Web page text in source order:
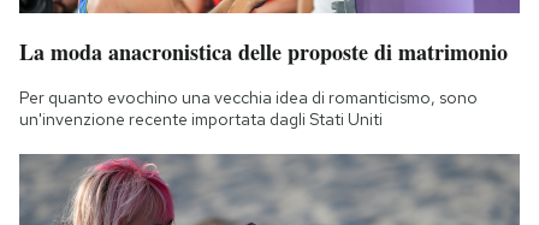
La moda anacronistica delle proposte di matrimonio
Per quanto evochino una vecchia idea di romanticismo, sono
un'invenzione recente importata dagli Stati Uniti